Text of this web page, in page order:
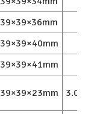
39×39×36mm
39×39×40mm
39×39×41mm
39×39×23mm 3.0/